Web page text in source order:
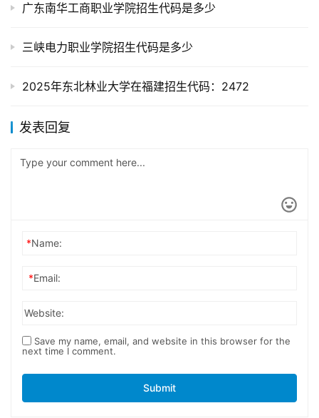
广东南华工商职业学院招生代码是多少
三峡电力职业学院招生代码是多少
2025年东北林业大学在福建招生代码：2472
发表回复
*Name:
*Email:
Website:
Save my name, email, and website in this browser for the
next time I comment.
Submit